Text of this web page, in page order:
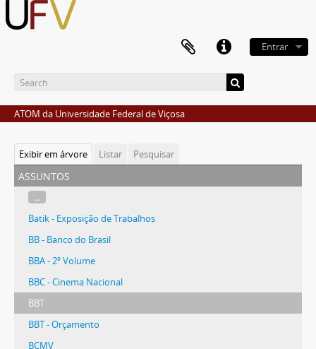
Entrar
ATOM da Universidade Federal de Viçosa
Exibir em árvore Listar Pesquisar
assuntos
...
Batik - Exposição de Trabalhos
BB - Banco do Brasil
BBA - 2º Volume
BBC - Cinema Nacional
BBT
BBT - Orçamento
BCMV